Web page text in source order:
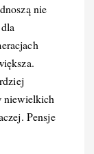
nie
niewielkich
Pensje